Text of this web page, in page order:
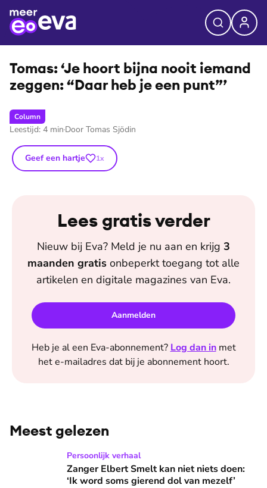
⭐Premium
Tomas: ‘Je hoort bijna nooit iemand
zeggen: “Daar heb je een punt”’
Column
Leestijd: 4 min Door Tomas Sjödin
Geef een hartje 1x
Lees gratis verder
Nieuw bij Eva? Meld je nu aan en krijg 3
maanden gratis onbeperkt toegang tot alle
artikelen en digitale magazines van Eva.
Aanmelden
Heb je al een Eva-abonnement? Log dan in met
het e-mailadres dat bij je abonnement hoort.
Meest gelezen
Zanger Elbert Smelt kan niet niets doen: ‘Ik word soms
Persoonlijk verhaal
Zanger Elbert Smelt kan niet niets doen:
‘Ik word soms gierend dol van mezelf’